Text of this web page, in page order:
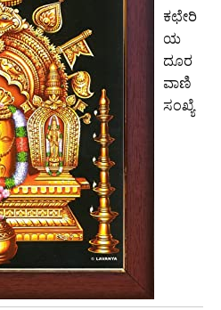
ಕಛೇರಿ
ಯ
ದೂರ
ವಾಣಿ
ಸಂಖ್ಯೆ